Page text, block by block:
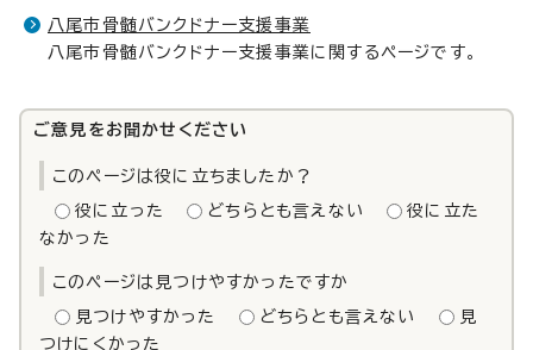
八尾市骨髄バンクドナー支援事業
八尾市骨髄バンクドナー支援事業に関するページです。
ご意見をお聞かせください
このページは役に立ちましたか？
役に立った どちらとも言えない
役に立た
なかった
このページは見つけやすかったですか
見つけやすかった どちらとも言えない
見
つけにくかった